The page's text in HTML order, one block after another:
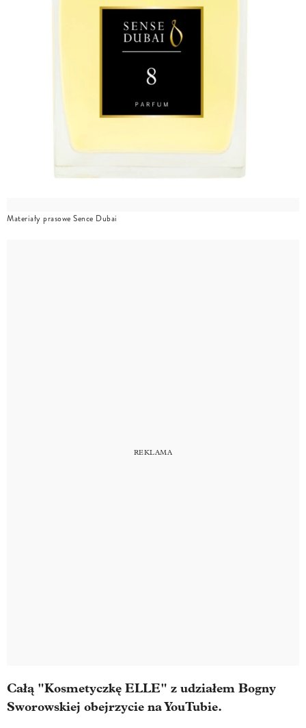
Materiały prasowe Sence Dubai
Całą "Kosmetyczkę ELLE" z udziałem Bogny
Sworowskiej obejrzycie na YouTubie.